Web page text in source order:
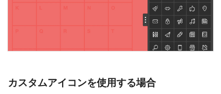
カスタムアイコンを使用する場合